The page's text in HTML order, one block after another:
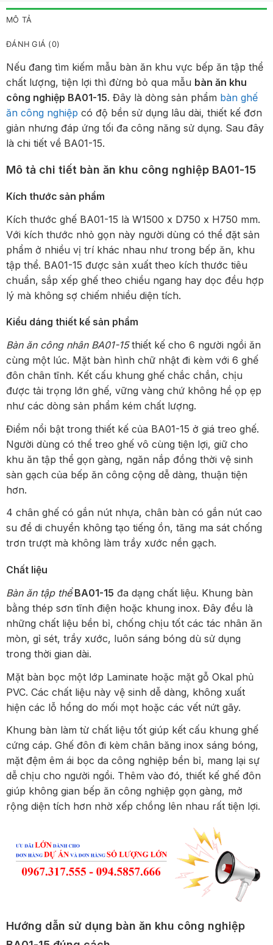
MÔ TẢ
ĐÁNH GIÁ (0)
Nếu đang tìm kiếm mẫu bàn ăn khu vực bếp ăn tập thể
chất lượng, tiện lợi thì đừng bỏ qua mẫu bàn ăn khu
công nghiệp BA01-15. Đây là dòng sản phẩm bàn ghế
ăn công nghiệp có độ bền sử dụng lâu dài, thiết kế đơn
giản nhưng đáp ứng tối đa công năng sử dụng. Sau đây
là chi tiết về BA01-15.
Mô tả chi tiết bàn ăn khu công nghiệp BA01-15
Kích thước sản phẩm
Kích thước ghế BA01-15 là W1500 x D750 x H750 mm.
Với kích thước nhỏ gọn này người dùng có thể đặt sản
phẩm ở nhiều vị trí khác nhau như trong bếp ăn, khu
tập thể. BA01-15 được sản xuất theo kích thước tiêu
chuẩn, sắp xếp ghế theo chiều ngang hay dọc đều hợp
lý mà không sợ chiếm nhiều diện tích.
Kiểu dáng thiết kế sản phẩm
Bàn ăn công nhân BA01-15thiết kế cho 6 người ngồi ăn
cùng một lúc. Mặt bàn hình chữ nhật đi kèm với 6 ghế
đôn chân tĩnh. Kết cấu khung ghế chắc chắn, chịu
được tải trọng lớn ghế, vững vàng chứ không hề ọp ẹp
như các dòng sản phẩm kém chất lượng.
Điểm nổi bật trong thiết kế của BA01-15 ở giá treo ghế.
Người dùng có thể treo ghế vô cùng tiện lợi, giữ cho
khu ăn tập thể gọn gàng, ngăn nắp đồng thời vệ sinh
sàn gạch của bếp ăn công cộng dễ dàng, thuận tiện
hơn.
4 chân ghế có gắn nút nhựa, chân bàn có gắn nút cao
su để di chuyển không tạo tiếng ồn, tăng ma sát chống
trơn trượt mà không làm trầy xước nền gạch.
Chất liệu
Bàn ăn tập thểBA01-15 đa dạng chất liệu. Khung bàn
bằng thép sơn tĩnh điện hoặc khung inox. Đây đều là
những chất liệu bền bỉ, chống chịu tốt các tác nhân ăn
mòn, gỉ sét, trầy xước, luôn sáng bóng dù sử dụng
trong thời gian dài.
Mặt bàn bọc một lớp Laminate hoặc mặt gỗ Okal phủ
PVC. Các chất liệu này vệ sinh dễ dàng, không xuất
hiện các lỗ hổng do mối mọt hoặc các vết nứt gãy.
Khung bàn làm từ chất liệu tốt giúp kết cấu khung ghế
cứng cáp. Ghế đôn đi kèm chân băng inox sáng bóng,
mặt đệm êm ái bọc da công nghiệp bền bỉ, mang lại sự
dễ chịu cho người ngồi. Thêm vào đó, thiết kế ghế đôn
giúp không gian bếp ăn công nghiệp gọn gàng, mở
rộng diện tích hơn nhờ xếp chồng lên nhau rất tiện lợi.
Hướng dẫn sử dụng bàn ăn khu công nghiệp